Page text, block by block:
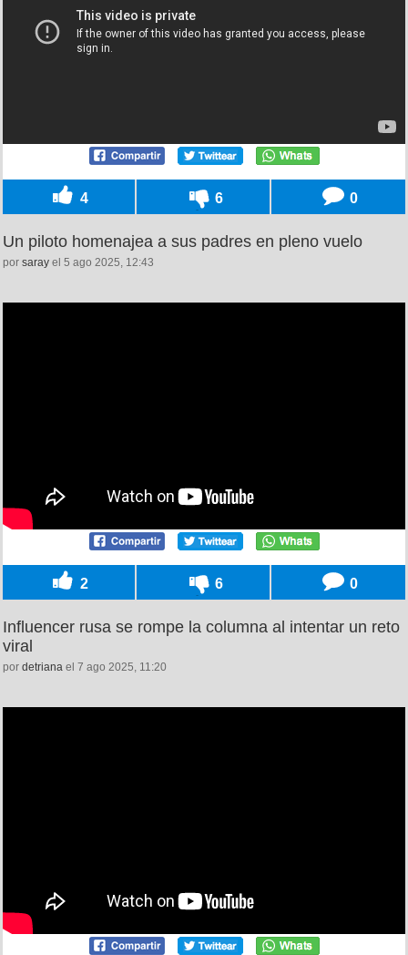
4 6 0
Un piloto homenajea a sus padres en pleno vuelo
por saray el 5 ago 2025, 12:43
2 6 0
Influencer rusa se rompe la columna al intentar un reto
viral
por detriana el 7 ago 2025, 11:20